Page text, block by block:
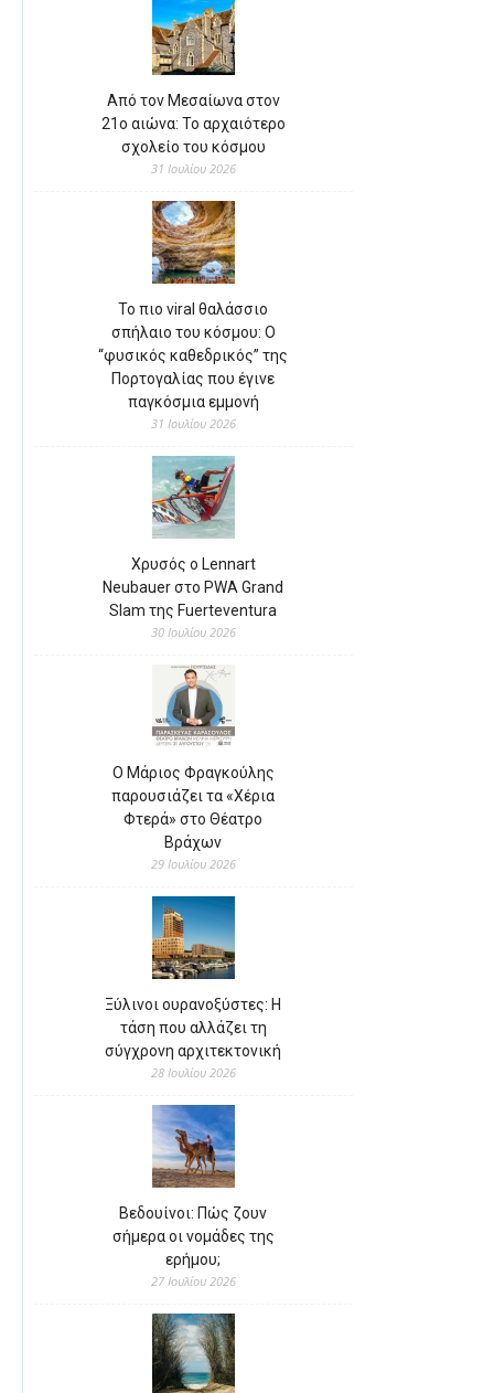
Από τον Μεσαίωνα στον
21ο αιώνα: Το αρχαιότερο
σχολείο του κόσμου
31 Ιουλίου 2026
Το πιο viral θαλάσσιο
σπήλαιο του κόσμου: Ο
“φυσικός καθεδρικός” της
Πορτογαλίας που έγινε
παγκόσμια εμμονή
31 Ιουλίου 2026
Χρυσός ο Lennart
Neubauer στο PWA Grand
Slam της Fuerteventura
30 Ιουλίου 2026
Ο Μάριος Φραγκούλης
παρουσιάζει τα «Χέρια
Φτερά» στο Θέατρο
Βράχων
29 Ιουλίου 2026
Ξύλινοι ουρανοξύστες: Η
τάση που αλλάζει τη
σύγχρονη αρχιτεκτονική
28 Ιουλίου 2026
Βεδουίνοι: Πώς ζουν
σήμερα οι νομάδες της
ερήμου;
27 Ιουλίου 2026